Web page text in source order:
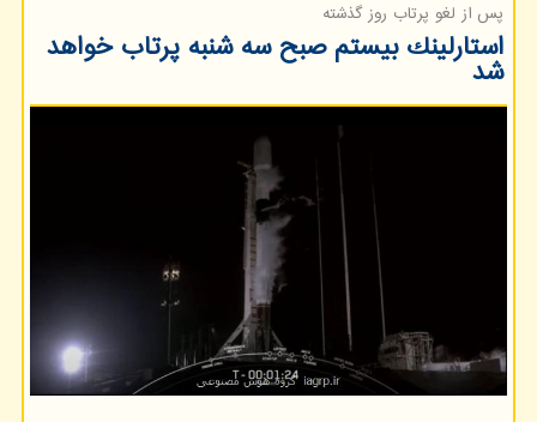
پس از لغو پرتاب روز گذشته
استارلینك بیستم صبح سه شنبه پرتاب خواهد
شد